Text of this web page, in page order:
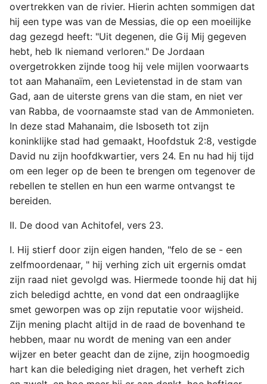
overtrekken van de rivier. Hierin achten sommigen dat
hij een type was van de Messias, die op een moeilijke
dag gezegd heeft: "Uit degenen, die Gij Mij gegeven
hebt, heb Ik niemand verloren." De Jordaan
overgetrokken zijnde toog hij vele mijlen voorwaarts
tot aan Mahanaïm, een Levietenstad in de stam van
Gad, aan de uiterste grens van die stam, en niet ver
van Rabba, de voornaamste stad van de Ammonieten.
In deze stad Mahanaim, die Isboseth tot zijn
koninklijke stad had gemaakt, Hoofdstuk 2:8, vestigde
David nu zijn hoofdkwartier, vers 24. En nu had hij tijd
om een leger op de been te brengen om tegenover de
rebellen te stellen en hun een warme ontvangst te
bereiden.
II. De dood van Achitofel, vers 23.
I. Hij stierf door zijn eigen handen, "felo de se - een
zelfmoordenaar, " hij verhing zich uit ergernis omdat
zijn raad niet gevolgd was. Hiermede toonde hij dat hij
zich beledigd achtte, en vond dat een ondraaglijke
smet geworpen was op zijn reputatie voor wijsheid.
Zijn mening placht altijd in de raad de bovenhand te
hebben, maar nu wordt de mening van een ander
wijzer en beter geacht dan de zijne, zijn hoogmoedig
hart kan die belediging niet dragen, het verheft zich